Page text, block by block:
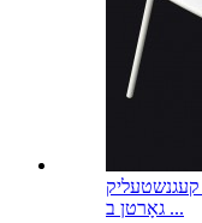
גאָרטן ב ...